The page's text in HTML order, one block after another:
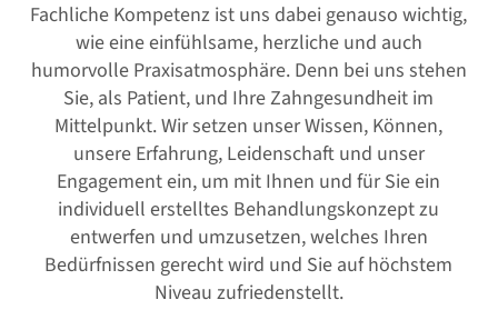
Fachliche Kompetenz ist uns dabei genauso wichtig,
wie eine einfühlsame, herzliche und auch
humorvolle Praxisatmosphäre. Denn bei uns stehen
Sie, als Patient, und Ihre Zahngesundheit im
Mittelpunkt. Wir setzen unser Wissen, Können,
unsere Erfahrung, Leidenschaft und unser
Engagement ein, um mit Ihnen und für Sie ein
individuell erstelltes Behandlungskonzept zu
entwerfen und umzusetzen, welches Ihren
Bedürfnissen gerecht wird und Sie auf höchstem
Niveau zufriedenstellt.